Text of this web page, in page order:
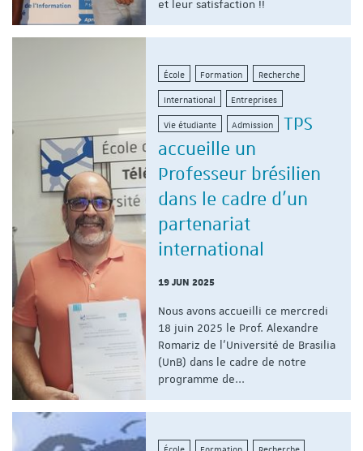
et leur satisfaction !!
École Formation Recherche
International Entreprises
Vie étudiante Admission
TPS
accueille un
Professeur brésilien
dans le cadre d'un
partenariat
international
19 JUN 2025
Nous avons accueilli ce mercredi
18 juin 2025 le Prof. Alexandre
Romariz de l'Université de Brasilia
(UnB) dans le cadre de notre
programme de...